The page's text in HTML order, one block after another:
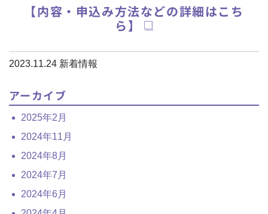
【内容・申込み方法などの詳細はこち
ら】
2023.11.24 新着情報
アーカイブ
2025年2月
2024年11月
2024年8月
2024年7月
2024年6月